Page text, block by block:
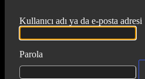
Kullanıcı adı ya da e-posta adresi
Parola